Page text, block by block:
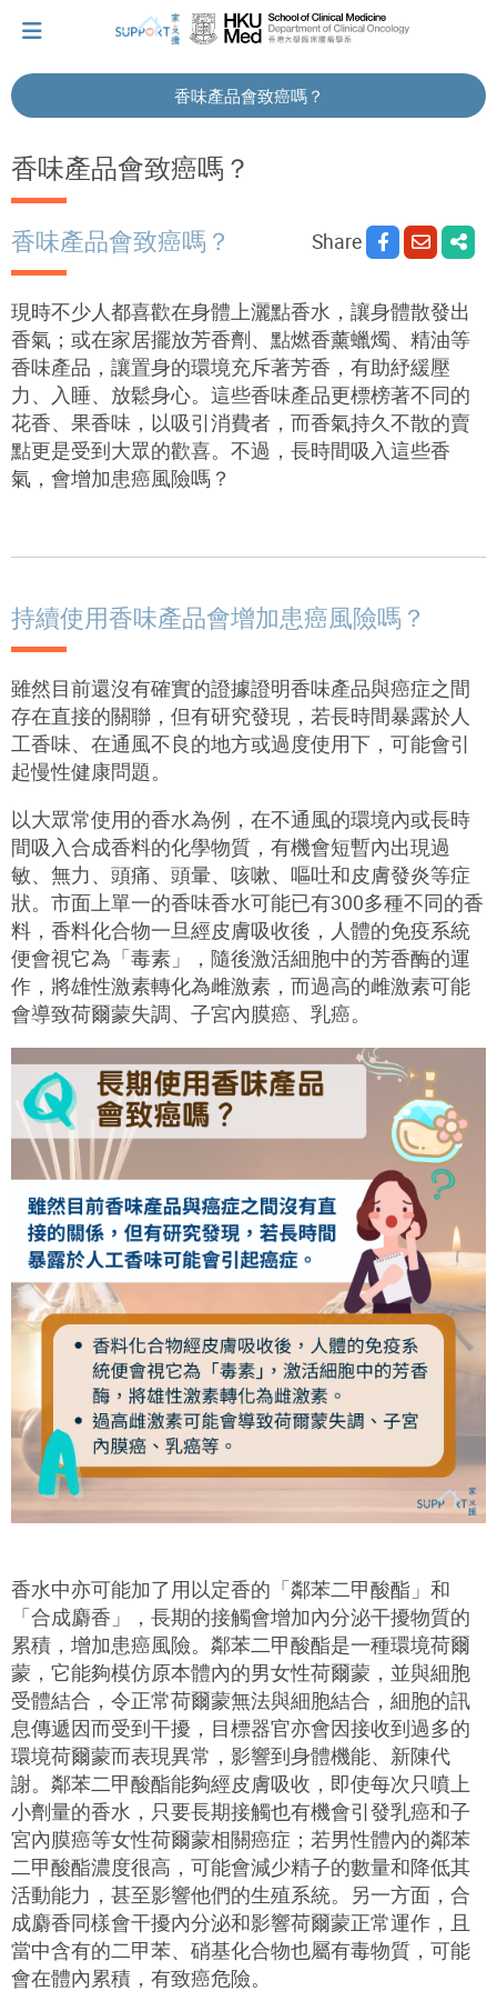
Let's walk together
Cherish every moment; love every day.
Let's take a break!
Tips and Resources
香味產品會致癌嗎？
香味產品會致癌嗎？
Share
香味產品會致癌嗎？
現時不少人都喜歡在身體上灑點香水，讓身體散發出
香氣；或在家居擺放芳香劑、點燃香薰蠟燭、精油等
香味產品，讓置身的環境充斥著芳香，有助紓緩壓
力、入睡、放鬆身心。這些香味產品更標榜著不同的
花香、果香味，以吸引消費者，而香氣持久不散的賣
點更是受到大眾的歡喜。不過，長時間吸入這些香
氣，會增加患癌風險嗎？
持續使用香味產品會增加患癌風險嗎？
雖然目前還沒有確實的證據證明香味產品與癌症之間
存在直接的關聯，但有研究發現 ， 若長時間暴露於人
工香味、在通風不良的地方或過度使用下，可能會引
起慢性健康問題。
以大眾常使用的香水為例，在不通風的環境內或長時
間吸入合成香料的化學物質，有機會短暫內出現過
敏、無力、頭痛、頭暈、咳嗽、嘔吐和皮膚發炎等症
狀。市面上單一的香味香水可能已有300多種不同的香
料，香料化合物一旦經皮膚吸收後，人體的免疫系統
便會視它為「毒素」，隨後激活細胞中的芳香酶的運
作，將雄性激素轉化為雌激素，而過高的雌激素可能
會導致荷爾蒙失調、子宮內膜癌、乳癌。
香水中亦可能加了用以定香的「鄰苯二甲酸酯」和
「合成麝香」
， 長期的接觸會增加內分泌干擾物質的
累積，增加患癌風險。鄰苯二甲酸酯是一種環境荷爾
蒙，它能夠模仿原本體內的男女性荷爾蒙，並與細胞
受體結合，令正常荷爾蒙無法與細胞結合，細胞的訊
息傳遞因而受到干擾，目標器官亦會因接收到過多的
環境荷爾蒙而表現異常，影響到身體機能、新陳代
謝。鄰苯二甲酸酯能夠經皮膚吸收，即使每次只噴上
小劑量的香水，只要長期接觸也有機會引發乳癌和子
宮內膜癌等女性荷爾蒙相關癌症；若男性體內的鄰苯
二甲酸酯濃度很高，可能會減少精子的數量和降低其
活動能力 ，甚至影響他們的生殖系統。 另一方面，合
成麝香同樣會干擾內分泌和影響荷爾蒙正常運作，且
當中含有的二甲苯、硝基化合物也屬有毒物質，可能
會在體內累積，有致癌危險。